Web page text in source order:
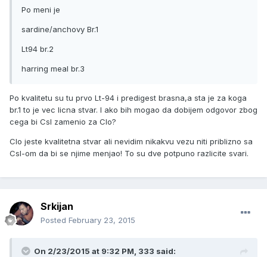
Po meni je
sardine/anchovy Br.1
Lt94 br.2
harring meal br.3
Po kvalitetu su tu prvo Lt-94 i predigest brasna,a sta je za koga
br.1 to je vec licna stvar. I ako bih mogao da dobijem odgovor zbog
cega bi Csl zamenio za Clo?
Clo jeste kvalitetna stvar ali nevidim nikakvu vezu niti priblizno sa
Csl-om da bi se njime menjao! To su dve potpuno razlicite svari.
Srkijan
Posted February 23, 2015
On 2/23/2015 at 9:32 PM, 333 said: